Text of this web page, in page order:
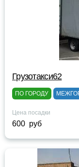
Грузотакси62
ПО ГОРОДУ
Цена посадки
600 руб